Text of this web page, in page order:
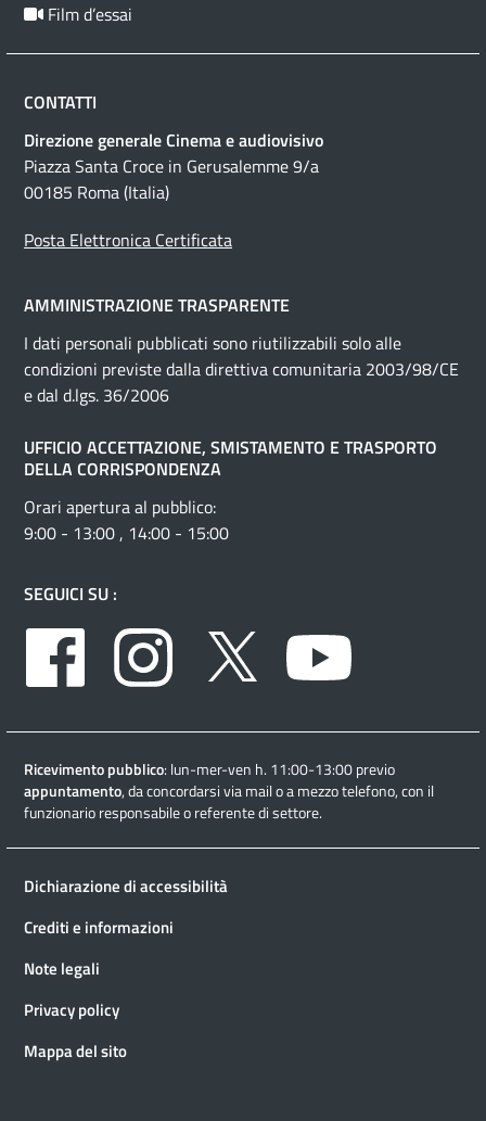
Film d’essai
CONTATTI
Direzione generale Cinema e audiovisivo
Piazza Santa Croce in Gerusalemme 9/a
00185 Roma (Italia)
Posta Elettronica Certificata
AMMINISTRAZIONE TRASPARENTE
I dati personali pubblicati sono riutilizzabili solo alle
condizioni previste dalla direttiva comunitaria 2003/98/CE
e dal d.lgs. 36/2006
UFFICIO ACCETTAZIONE, SMISTAMENTO E TRASPORTO
DELLA CORRISPONDENZA
Orari apertura al pubblico:
9:00 - 13:00 , 14:00 - 15:00
SEGUICI SU :
Facebook
Instagram Twitter
Ricevimento pubblico: lun-mer-ven h. 11:00-13:00 previo
appuntamento, da concordarsi via mail o a mezzo telefono, con il
funzionario responsabile o referente di settore.
Dichiarazione di accessibilità
Crediti e informazioni
Note legali
Privacy policy
Mappa del sito